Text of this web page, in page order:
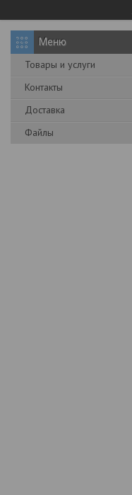
Товары и услуги
Контакты
Доставка
Файлы